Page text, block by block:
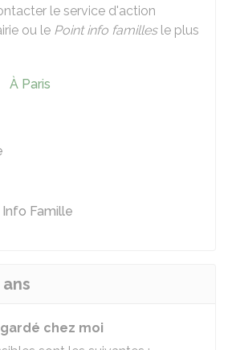
le service d'action
ou le Point info famillesle plus
À Paris
Famille
chez moi